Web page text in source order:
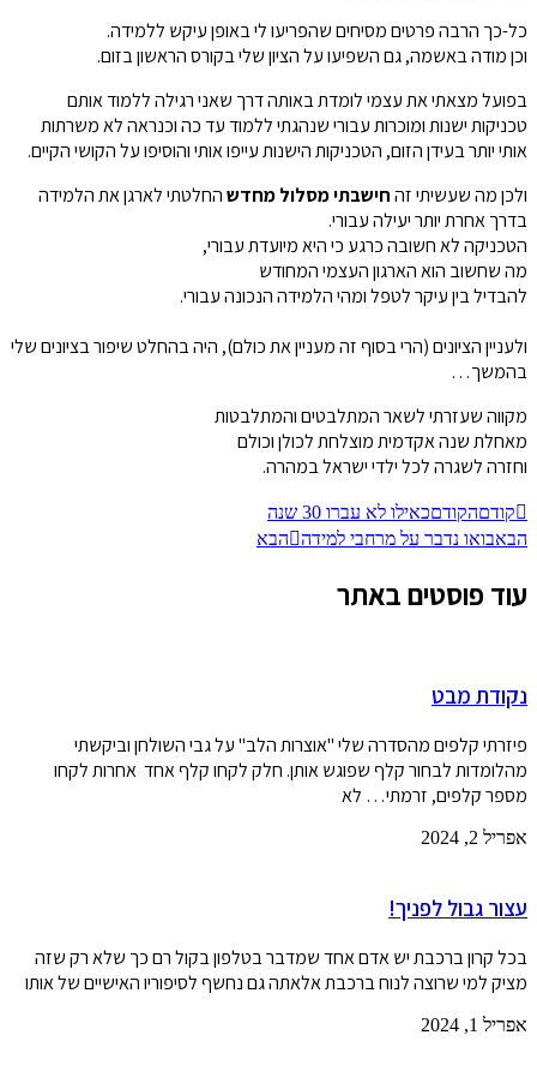
כל-כך הרבה פרטים מסיחים שהפריעו לי באופן עיקש ללמידה.
וכן מודה באשמה, גם השפיעו על הציון שלי בקורס הראשון בזום.
בפועל מצאתי את עצמי לומדת באותה דרך שאני רגילה ללמוד אותם
טכניקות ישנות ומוכרות עבורי שנהגתי ללמוד עד כה וכנראה לא משרתות
אותי יותר בעידן הזום, הטכניקות הישנות עייפו אותי והוסיפו על הקושי הקיים.
ולכן מה שעשיתי זהחישבתי מסלול מחדשהחלטתי לארגן את הלמידה
בדרך אחרת יותר יעילה עבורי.
הטכניקה לא חשובה כרגע כי היא מיועדת עבורי,
מה שחשוב הוא הארגון העצמי המחודש
להבדיל בין עיקר לטפל ומהי הלמידה הנכונה עבורי.
ולעניין הציונים (הרי בסוף זה מעניין את כולם), היה בהחלט שיפור בציונים שלי
בהמשך…
מקווה שעזרתי לשאר המתלבטים והמתלבטות
מאחלת שנה אקדמית מוצלחת לכולן וכולם
וחזרה לשגרה לכל ילדי ישראל במהרה.
קודםהקודםכאילו לא עברו 30 שנה
הבאבואו נדבר על מרחבי למידה הבא
עוד פוסטים באתר
נקודת מבט
פיזרתי קלפים מהסדרה שלי "אוצרות הלב" על גבי השולחן וביקשתי
מהלומדות לבחור קלף שפוגש אותן. חלק לקחו קלף אחד אחרות לקחו
מספר קלפים, זרמתי… לא
אפריל 2, 2024
עצור גבול לפניך!
בכל קרון ברכבת יש אדם אחד שמדבר בטלפון בקול רם כך שלא רק שזה
מציק למי שרוצה לנוח ברכבת אלאתה גם נחשף לסיפוריו האישיים של אותו
אפריל 1, 2024